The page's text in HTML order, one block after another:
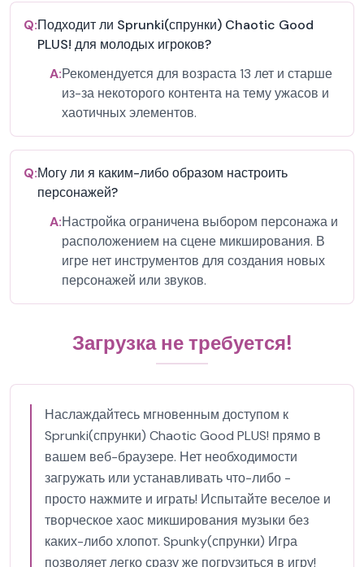
Q:Подходит ли Sprunki(спрунки) Chaotic Good
PLUS! для молодых игроков?
A:Рекомендуется для возраста 13 лет и старше
из-за некоторого контента на тему ужасов и
хаотичных элементов.
Q:Могу ли я каким-либо образом настроить
персонажей?
A:Настройка ограничена выбором персонажа и
расположением на сцене микширования. В
игре нет инструментов для создания новых
персонажей или звуков.
Загрузка не требуется!
Наслаждайтесь мгновенным доступом к
Sprunki(спрунки) Chaotic Good PLUS! прямо в
вашем веб-браузере. Нет необходимости
загружать или устанавливать что-либо -
просто нажмите и играть! Испытайте веселое и
творческое хаос микширования музыки без
каких-либо хлопот. Spunky(спрунки) Игра
позволяет легко сразу же погрузиться в игру!